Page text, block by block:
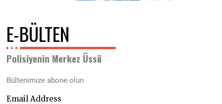
E-BÜLTEN
Polisiyenin Merkez Üssü
Bültenimize abone olun
Email Address